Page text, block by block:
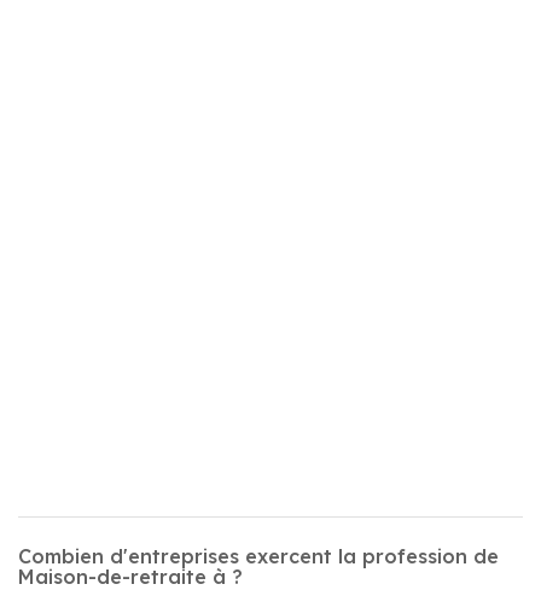
Combien d'entreprises exercent la profession de
Maison-de-retraite à ?